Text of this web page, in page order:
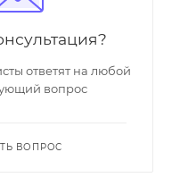
ответят на любой
вопрос
ВОПРОС